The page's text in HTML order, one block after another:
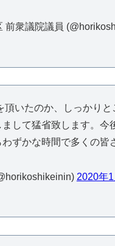
衆議院議員
いたのか、しっかりと
して猛省致します。今
ずかな時間で多くの皆
2020年1